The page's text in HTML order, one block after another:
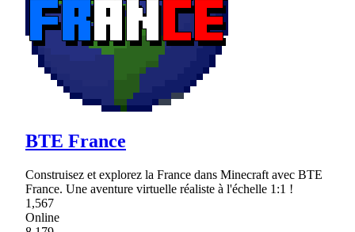
BTE France
Construisez et explorez la France dans Minecraft avec BTE
France. Une aventure virtuelle réaliste à l'échelle 1:1 !
1,567
Online